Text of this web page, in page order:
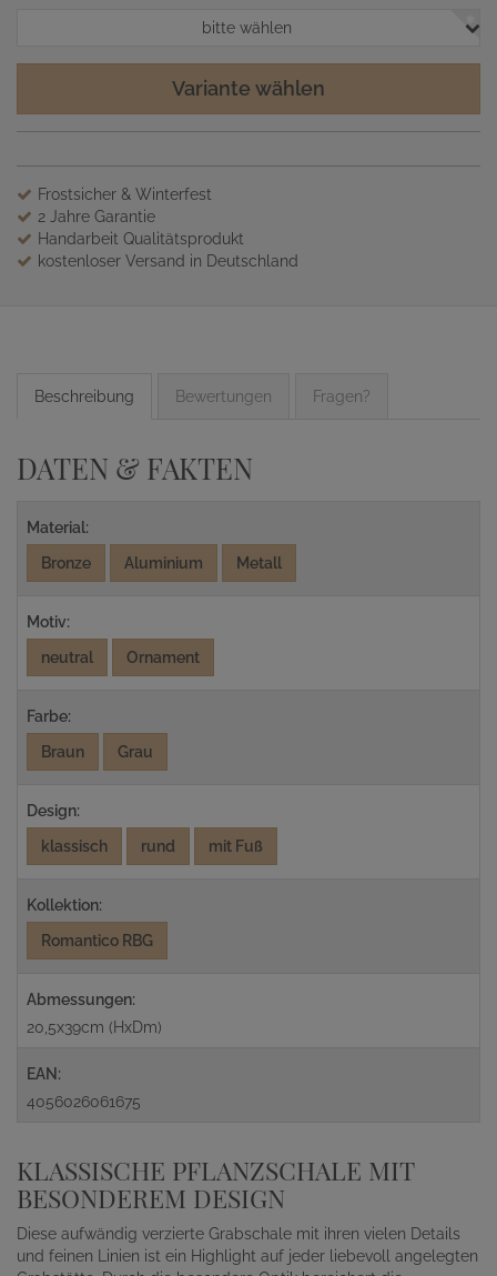
bitte wählen
Variante wählen
Frostsicher & Winterfest
2 Jahre Garantie
Handarbeit Qualitätsprodukt
kostenloser Versand in Deutschland
Beschreibung Bewertungen Fragen?
DATEN & FAKTEN
Material:
Bronze
Aluminium Metall
Motiv:
neutral
Ornament
Farbe:
Braun
Grau
Design:
klassisch
rund mit Fuß
Kollektion:
Romantico RBG
Abmessungen:
20,5x39cm (HxDm)
EAN:
4056026061675
KLASSISCHE PFLANZSCHALE MIT
BESONDEREM DESIGN
Diese aufwändig verzierte Grabschale mit ihren vielen Details
und feinen Linien ist ein Highlight auf jeder liebevoll angelegten